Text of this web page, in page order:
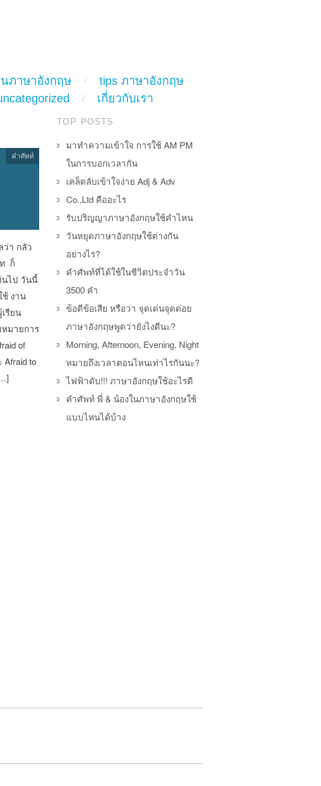
ภาษาอังกฤษ
tips ภาษาอังกฤษ
เกี่ยวกับเรา
า กลัว
ก็
ไป วันนี้
ช้ งาน
รียน
มายการ
of
Afraid to
คำศัพท์
TOP POSTS
มาทำความเข้าใจ การใช้ AM PM
ในการบอกเวลากัน
เคล็ดลับเข้าใจง่าย Adj & Adv
Co.,Ltd คืออะไร
รับปริญญาภาษาอังกฤษใช้คำไหน
วันหยุดภาษาอังกฤษใช้ต่างกัน
อย่างไร?
คำศัพท์ที่ได้ใช้ในชีวิตประจำวัน
3500 คำ
ข้อดีข้อเสีย หรือว่า จุดเด่นจุดด่อย
ภาษาอังกฤษพูดว่ายังไงดีนะ?
Morning, Afternoon, Evening, Night
หมายถึงเวลาตอนไหนเท่าไรกันนะ?
ไฟฟ้าดับ!!! ภาษาอังกฤษใช้อะไรดี
คำศัพท์ พี่ & น้องในภาษาอังกฤษใช้
แบบไหนได้บ้าง